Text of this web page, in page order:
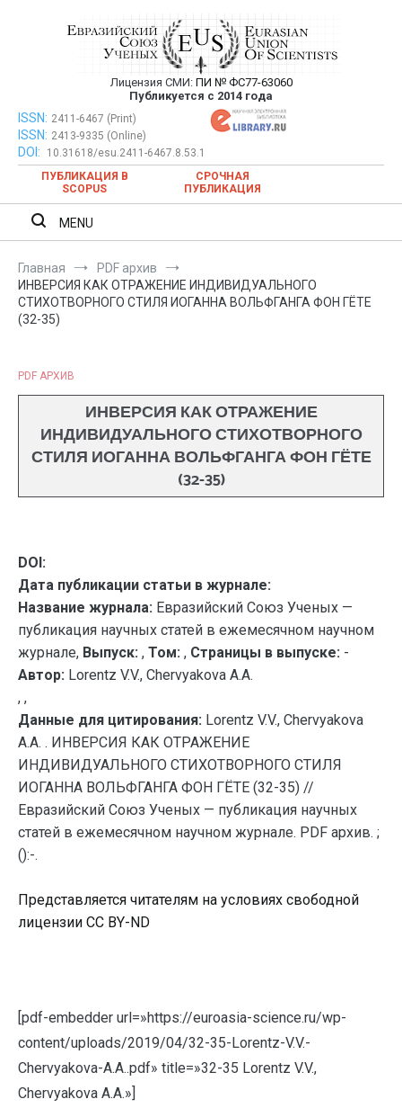
Евразийский Союз Ученых —
публикация научных статей в
ежемесячном научном журнале
Лицензия СМИ: ПИ № ФС77-63060
Публикуется с 2014 года
Евразийский Союз Ученых — публикация научных статей в
ежемесячном научном журнале
ISSN: 2411-6467 (Print)
ISSN: 2413-9335 (Online)
DOI:
10.31618/esu.2411-6467.8.53.1
ПУБЛИКАЦИЯ В
SCOPUS
СРОЧНАЯ
ПУБЛИКАЦИЯ
MENU
Главная
PDF архив
ИНВЕРСИЯ КАК ОТРАЖЕНИЕ ИНДИВИДУАЛЬНОГО
СТИХОТВОРНОГО СТИЛЯ ИОГАННА ВОЛЬФГАНГА ФОН ГЁТЕ
(32-35)
PDF АРХИВ
ИНВЕРСИЯ КАК ОТРАЖЕНИЕ
ИНДИВИДУАЛЬНОГО СТИХОТВОРНОГО
СТИЛЯ ИОГАННА ВОЛЬФГАНГА ФОН ГЁТЕ
(32-35)
DOI:
Дата публикации статьи в журнале:
Название журнала: Евразийский Союз Ученых —
публикация научных статей в ежемесячном научном
журнале, Выпуск: , Том: , Страницы в выпуске: -
Автор: Lorentz V.V., Chervyakova A.A.
, ,
Данные для цитирования: Lorentz V.V., Chervyakova
A.A. . ИНВЕРСИЯ КАК ОТРАЖЕНИЕ
ИНДИВИДУАЛЬНОГО СТИХОТВОРНОГО СТИЛЯ
ИОГАННА ВОЛЬФГАНГА ФОН ГЁТЕ (32-35) //
Евразийский Союз Ученых — публикация научных
статей в ежемесячном научном журнале. PDF архив. ;
():-.
Представляется читателям на условиях свободной
лицензии CC BY-ND
[pdf-embedder url=»https://euroasia-science.ru/wp-
content/uploads/2019/04/32-35-Lorentz-V.V.-
Chervyakova-A.A..pdf» title=»32-35 Lorentz V.V.,
Chervyakova A.A.»]